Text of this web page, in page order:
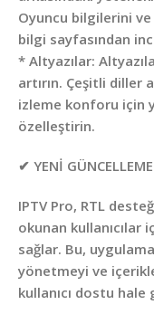
Oyuncu bilgilerini
bilgi sayfasından
* Altyazılar:
artırın. Çeşitli diller
izleme konforu için
özelleştirin.
✔ YENİ
IPTV Pro, RTL
okunan kullanıcılar
sağlar. Bu,
yönetmeyi ve
kullanıcı dostu hale